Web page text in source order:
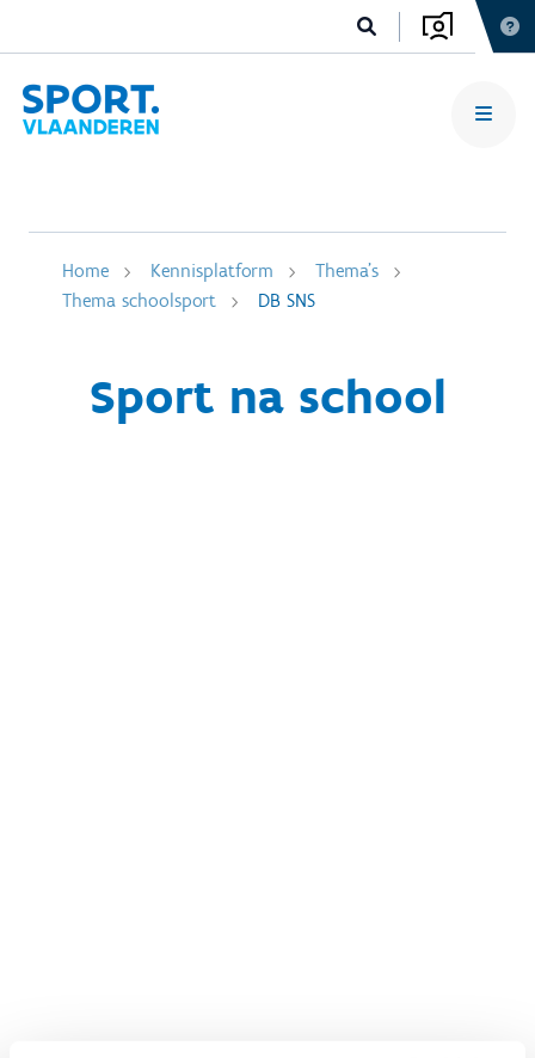
Home Kennisplatform
Thema's
Thema schoolsport
DB SNS
Sport na school